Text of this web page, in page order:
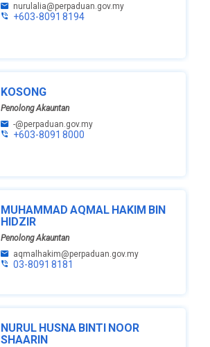
nurulalia@perpaduan.gov.my
+603-8091 8194
KOSONG
Penolong Akauntan
-@perpaduan.gov.my
+603-8091 8000
MUHAMMAD AQMAL HAKIM BIN
HIDZIR
Penolong Akauntan
aqmalhakim@perpaduan.gov.my
03-8091 8181
NURUL HUSNA BINTI NOOR
SHAARIN